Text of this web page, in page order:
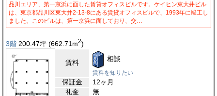
品川エリア、第一京浜に面した賃貸オフィスビルです。ケイヒン東大井ビル
は、東京都品川区東大井2-13-8にある賃貸オフィスビルで、1993年に竣工し
ました。このビルは、第一京浜に面しており、交…
3階 200.47坪 (662.71 m2)
賃料 相談
賃料を知りたい
保証金
12ヶ月
礼金
無